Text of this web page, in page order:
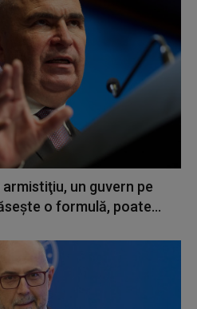
armistiţiu, un guvern pe
o formulă, poate...